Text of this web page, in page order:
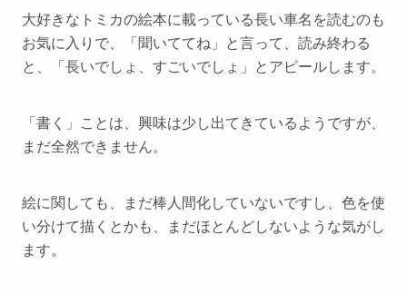
大好きなトミカの絵本に載っている長い車名を読むのも
お気に入りで、「聞いててね」と言って、読み終わる
と、「長いでしょ、すごいでしょ」とアピールします。
「書く」ことは、興味は少し出てきているようですが、
まだ全然できません。
絵に関しても、まだ棒人間化していないですし、色を使
い分けて描くとかも、まだほとんどしないような気がし
ます。